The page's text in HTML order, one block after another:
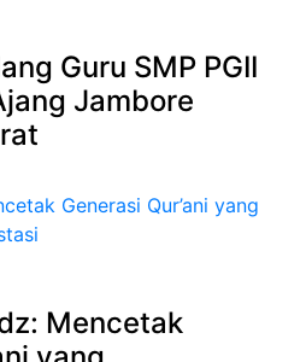
Guru SMP PGII
Jambore
Mencetak